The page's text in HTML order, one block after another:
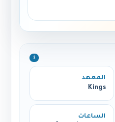
ℹ️
المعهد
Kings
الساعات